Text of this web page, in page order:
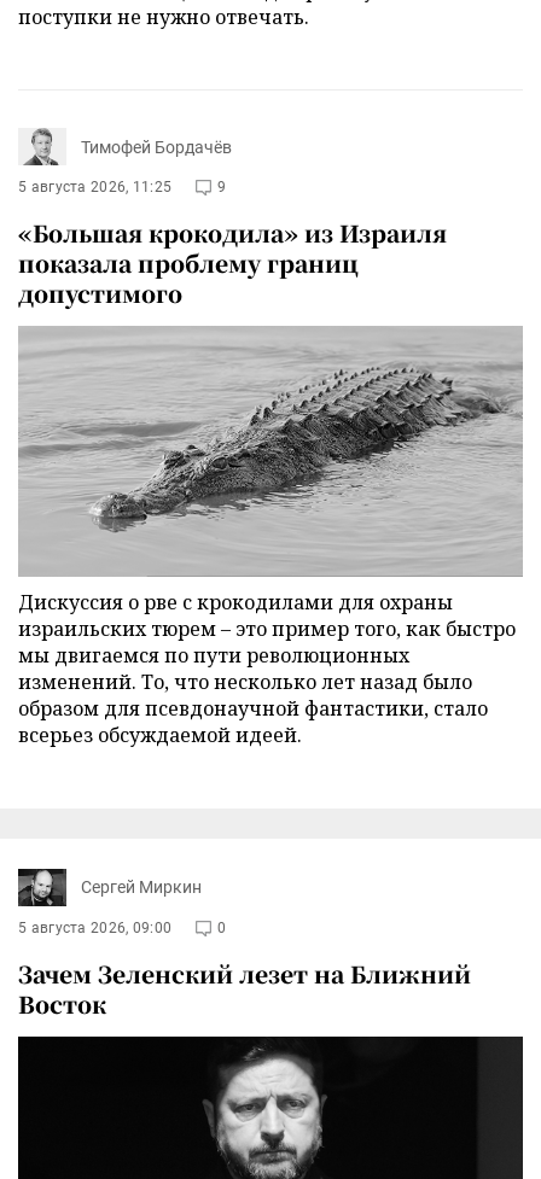
поступки не нужно отвечать.
Тимофей Бордачёв
5 августа 2026, 11:25 9
«Большая крокодила» из Израиля
показала проблему границ
допустимого
Дискуссия о рве с крокодилами для охраны
израильских тюрем – это пример того, как быстро
мы двигаемся по пути революционных
изменений. То, что несколько лет назад было
образом для псевдонаучной фантастики, стало
всерьез обсуждаемой идеей.
Сергей Миркин
5 августа 2026, 09:00 0
Зачем Зеленский лезет на Ближний
Восток